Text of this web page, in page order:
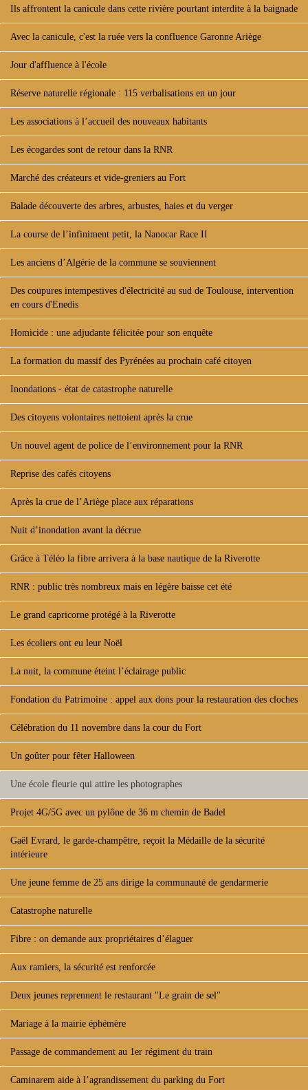
Ils affrontent la canicule dans cette rivière pourtant interdite à la baignade
Avec la canicule, c'est la ruée vers la confluence Garonne Ariège
Jour d'affluence à l'école
Réserve naturelle régionale : 115 verbalisations en un jour
Les associations à l’accueil des nouveaux habitants
Les écogardes sont de retour dans la RNR
Marché des créateurs et vide-greniers au Fort
Balade découverte des arbres, arbustes, haies et du verger
La course de l’infiniment petit, la Nanocar Race II
Les anciens d’Algérie de la commune se souviennent
Des coupures intempestives d'électricité au sud de Toulouse, intervention
en cours d'Enedis
Homicide : une adjudante félicitée pour son enquête
La formation du massif des Pyrénées au prochain café citoyen
Inondations - état de catastrophe naturelle
Des citoyens volontaires nettoient après la crue
Un nouvel agent de police de l’environnement pour la RNR
Reprise des cafés citoyens
Après la crue de l’Ariège place aux réparations
Nuit d’inondation avant la décrue
Grâce à Téléo la fibre arrivera à la base nautique de la Riverotte
RNR : public très nombreux mais en légère baisse cet été
Le grand capricorne protégé à la Riverotte
Les écoliers ont eu leur Noël
La nuit, la commune éteint l’éclairage public
Fondation du Patrimoine : appel aux dons pour la restauration des cloches
Célébration du 11 novembre dans la cour du Fort
Un goûter pour fêter Halloween
Une école fleurie qui attire les photographes
Projet 4G/5G avec un pylône de 36 m chemin de Badel
Gaël Evrard, le garde-champêtre, reçoit la Médaille de la sécurité
intérieure
Une jeune femme de 25 ans dirige la communauté de gendarmerie
Catastrophe naturelle
Fibre : on demande aux propriétaires d’élaguer
Aux ramiers, la sécurité est renforcée
Deux jeunes reprennent le restaurant "Le grain de sel"
Mariage à la mairie éphémère
Passage de commandement au 1er régiment du train
Caminarem aide à l’agrandissement du parking du Fort